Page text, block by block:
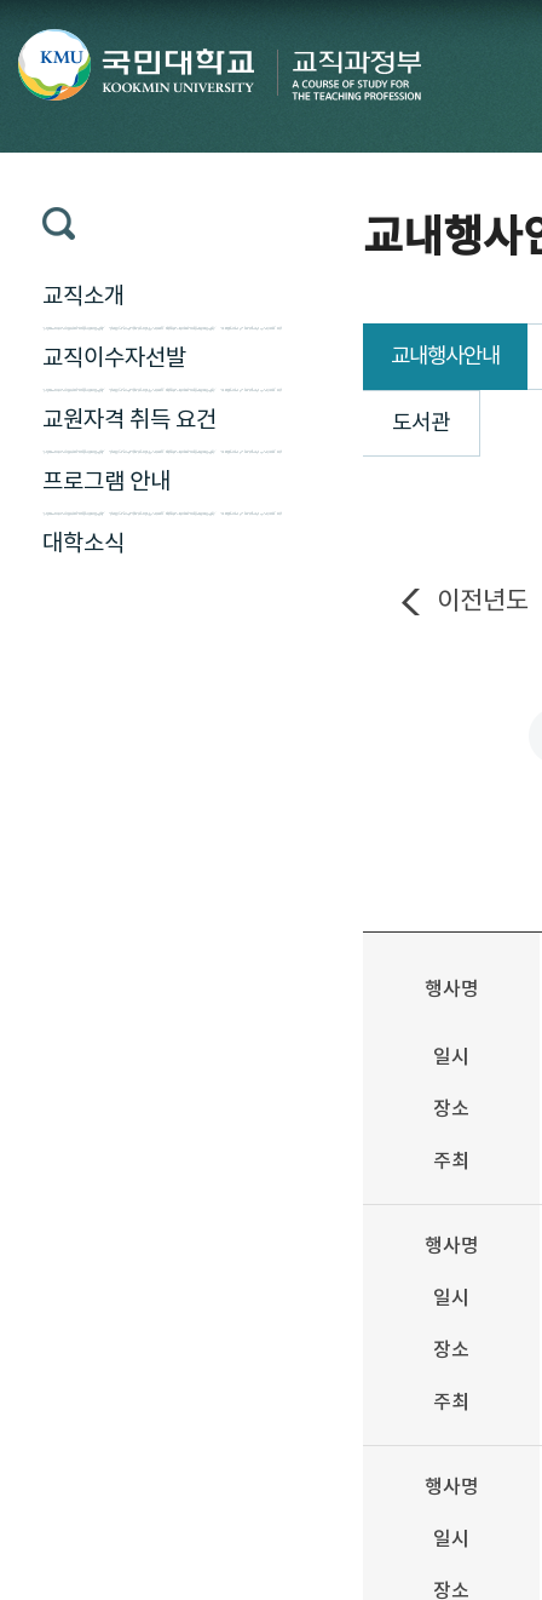
교직소개
교직이수자선발
교원자격 취득 요건
프로그램 안내
대학소식
교내행사
교내행사안내
도서관
이전년도
행사명
일시
장소
주최
행사명
일시
장소
주최
행사명
일시
장소